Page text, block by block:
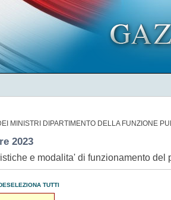
MINISTRI DIPARTIMENTO DELLA FUNZIONE
2023
e modalita' di funzionamento del
TUTTI